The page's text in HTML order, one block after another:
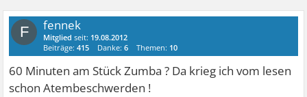
F fennek
Mitglied seit: 19.08.2012
Beiträge:415 Danke:6 Themen: 10
60 Minuten am Stück Zumba ? Da krieg ich vom lesen
schon Atembeschwerden !